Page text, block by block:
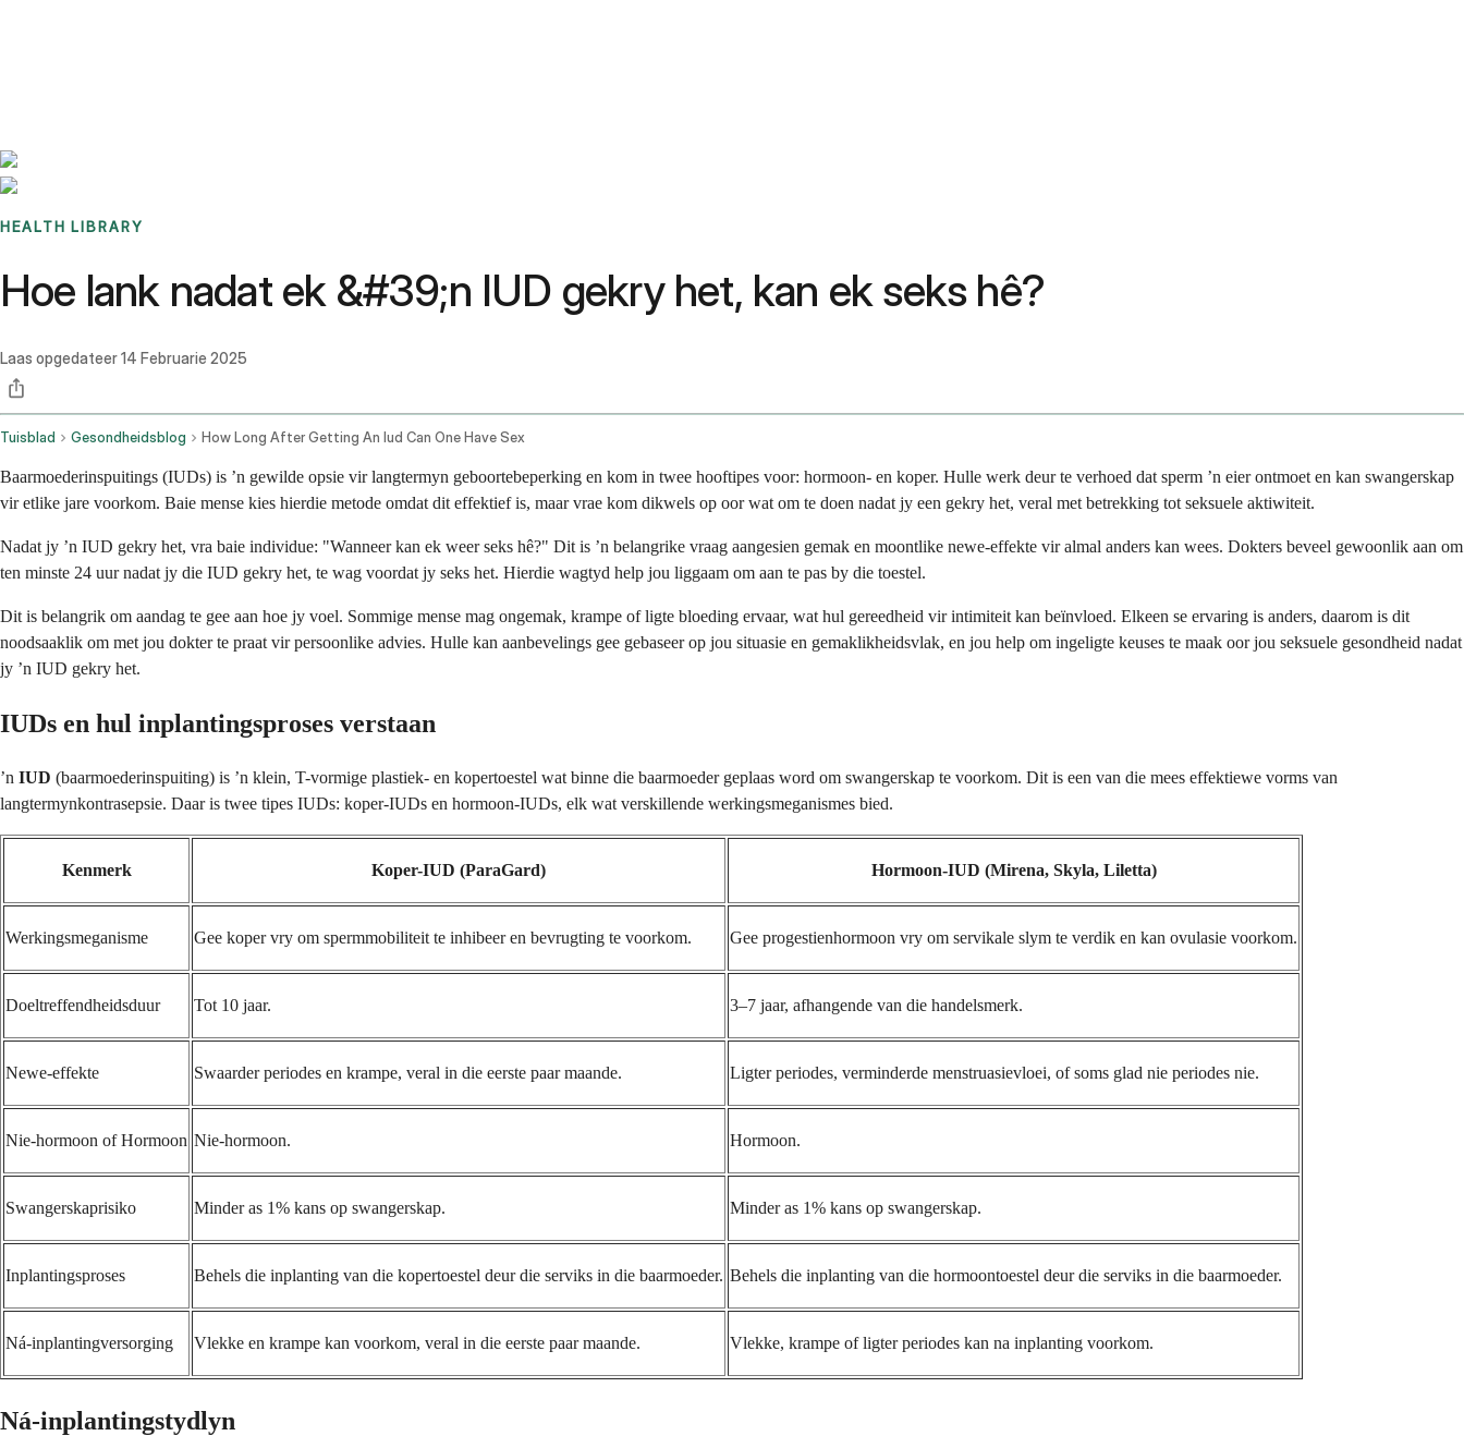
HEALTH LIBRARY
Hoe lank nadat ek &#39;n IUD gekry het, kan ek seks hê?
Laas opgedateer14 Februarie 2025
Tuisblad Gesondheidsblog How Long After Getting An Iud Can One Have Sex
Baarmoederinspuitings (IUDs) is ʼn gewilde opsie vir langtermyn geboortebeperking en kom in twee hooftipes voor: hormoon- en koper. Hulle werk deur te verhoed dat sperm ʼn eier ontmoet en kan swangerskap
vir etlike jare voorkom. Baie mense kies hierdie metode omdat dit effektief is, maar vrae kom dikwels op oor wat om te doen nadat jy een gekry het, veral met betrekking tot seksuele aktiwiteit.
Nadat jy ʼn IUD gekry het, vra baie individue: "Wanneer kan ek weer seks hê?" Dit is ʼn belangrike vraag aangesien gemak en moontlike newe-effekte vir almal anders kan wees. Dokters beveel gewoonlik aan om
ten minste 24 uur nadat jy die IUD gekry het, te wag voordat jy seks het. Hierdie wagtyd help jou liggaam om aan te pas by die toestel.
Dit is belangrik om aandag te gee aan hoe jy voel. Sommige mense mag ongemak, krampe of ligte bloeding ervaar, wat hul gereedheid vir intimiteit kan beïnvloed. Elkeen se ervaring is anders, daarom is dit
noodsaaklik om met jou dokter te praat vir persoonlike advies. Hulle kan aanbevelings gee gebaseer op jou situasie en gemaklikheidsvlak, en jou help om ingeligte keuses te maak oor jou seksuele gesondheid nadat
jy ʼn IUD gekry het.
IUDs en hul inplantingsproses verstaan
ʼn IUD (baarmoederinspuiting) is ʼn klein, T-vormige plastiek- en kopertoestel wat binne die baarmoeder geplaas word om swangerskap te voorkom. Dit is een van die mees effektiewe vorms van
langtermynkontrasepsie. Daar is twee tipes IUDs: koper-IUDs en hormoon-IUDs, elk wat verskillende werkingsmeganismes bied.
Kenmerk Koper-IUD (ParaGard) Hormoon-IUD (Mirena, Skyla, Liletta)
Werkingsmeganisme Gee koper vry om spermmobiliteit te inhibeer en bevrugting te voorkom. Gee progestienhormoon vry om servikale slym te verdik en kan ovulasie voorkom.
Doeltreffendheidsduur Tot 10 jaar. 3–7 jaar, afhangende van die handelsmerk.
Newe-effekte Swaarder periodes en krampe, veral in die eerste paar maande. Ligter periodes, verminderde menstruasievloei, of soms glad nie periodes nie.
Nie-hormoon of Hormoon Nie-hormoon. Hormoon.
Swangerskaprisiko Minder as 1% kans op swangerskap. Minder as 1% kans op swangerskap.
Inplantingsproses Behels die inplanting van die kopertoestel deur die serviks in die baarmoeder. Behels die inplanting van die hormoontoestel deur die serviks in die baarmoeder.
Ná-inplantingversorging Vlekke en krampe kan voorkom, veral in die eerste paar maande. Vlekke, krampe of ligter periodes kan na inplanting voorkom.
Ná-inplantingstydlyn